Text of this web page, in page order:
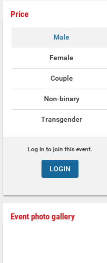
Price
Male
Female
Couple
Non-binary
Transgender
Log in to join this event.
LOGIN
Event photo gallery